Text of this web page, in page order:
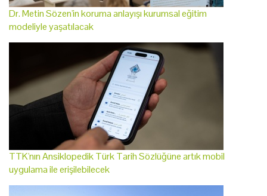
Dr. Metin Sözen'in koruma anlayışı kurumsal eğitim
modeliyle yaşatılacak
TTK'nın Ansiklopedik Türk Tarih Sözlüğüne artık mobil
uygulama ile erişilebilecek